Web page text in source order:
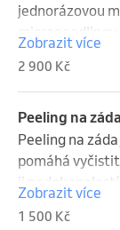
jednorázovou
nejúčinnějšími
jsou exosomy
PDRN, lososí
Procedura je
jizev a strií,
tonusu
regenerační a
Zobrazit více
2 900 Kč
Peeling na záda
Peeling na
pomáhá
ji
odlupováním
odumřelé
Zobrazit více
1 500 Kč